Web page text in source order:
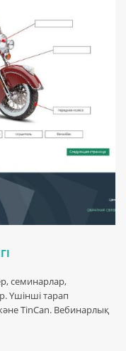
семинарлар,
Үшінші тарап
TinCan. Вебинарлық